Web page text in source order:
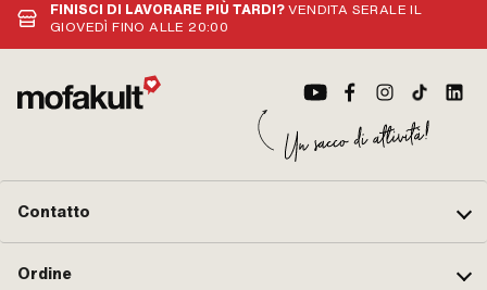
FINISCI DI LAVORARE PIÙ TARDI?VENDITA SERALE IL
GIOVEDÌ FINO ALLE 20:00
Contatto
Ordine